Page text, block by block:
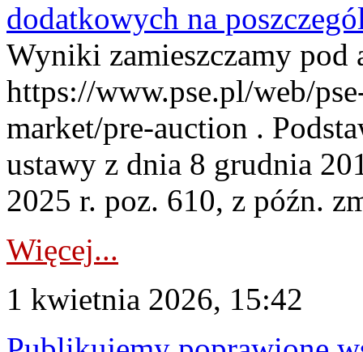
dodatkowych na
Wyniki zamieszczamy pod
https://www.pse.pl/web/
market/pre-auction .
ustawy z dnia 8 grudnia
2025 r. poz. 610, z późn.
Więcej...
1 kwietnia 2026, 15:42